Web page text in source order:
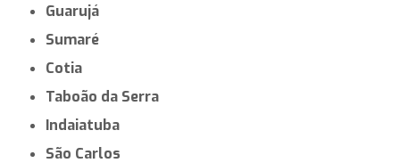
Guarujá
Sumaré
Cotia
Taboão da Serra
Indaiatuba
São Carlos